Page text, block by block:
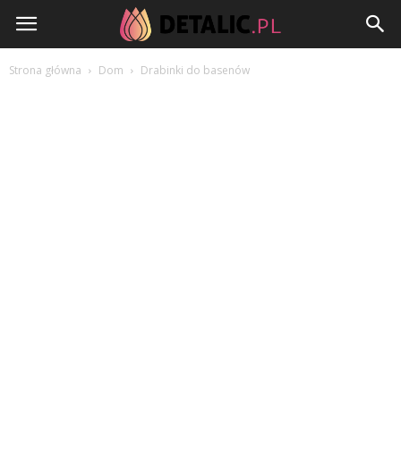
Detalic.pl
Strona główna Dom Drabinki do basenów